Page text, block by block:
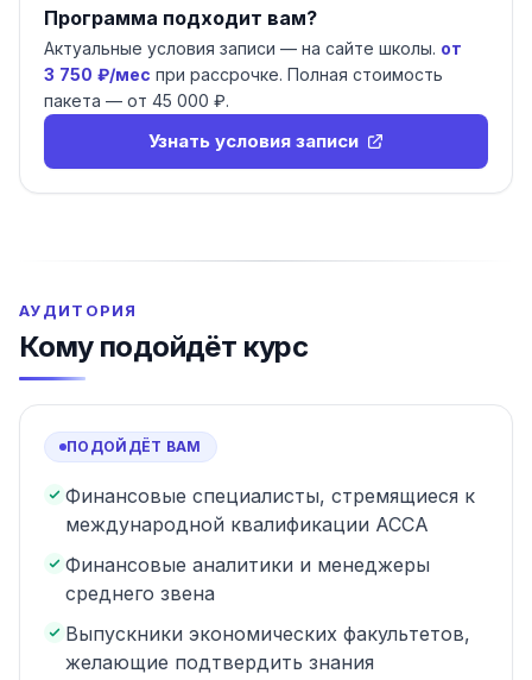
Программа подходит вам?
Актуальные условия записи — на сайте школы. от
3 750 ₽/мес при рассрочке. Полная стоимость
пакета — от 45 000 ₽.
Узнать условия записи
АУДИТОРИЯ
Кому подойдёт курс
ПОДОЙДЁТ ВАМ
Финансовые специалисты, стремящиеся к
международной квалификации ACCA
Финансовые аналитики и менеджеры
среднего звена
Выпускники экономических факультетов,
желающие подтвердить знания